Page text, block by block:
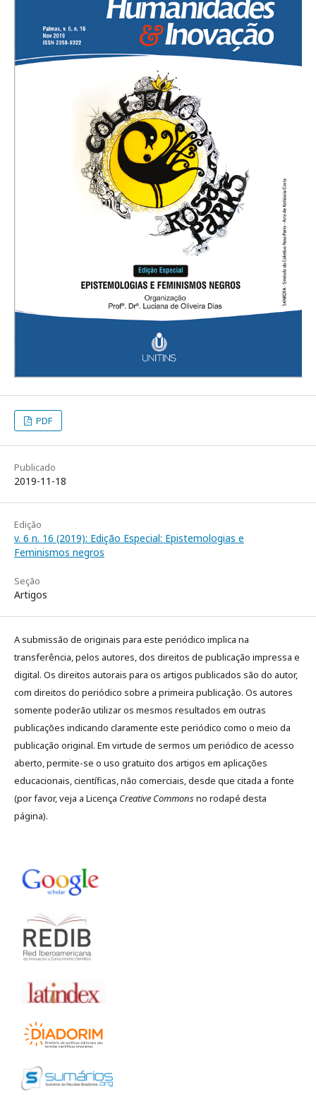
PDF
Publicado
2019-11-18
Edição
v. 6 n. 16 (2019): Edição Especial: Epistemologias e
Feminismos negros
Seção
Artigos
A submissão de originais para este periódico implica na
transferência, pelos autores, dos direitos de publicação impressa e
digital. Os direitos autorais para os artigos publicados são do autor,
com direitos do periódico sobre a primeira publicação. Os autores
somente poderão utilizar os mesmos resultados em outras
publicações indicando claramente este periódico como o meio da
publicação original. Em virtude de sermos um periódico de acesso
aberto, permite-se o uso gratuito dos artigos em aplicações
educacionais, científicas, não comerciais, desde que citada a fonte
(por favor, veja a Licença Creative Commonsno rodapé desta
página).